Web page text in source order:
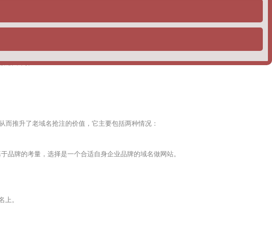
上大量的SEO公司都会选择这个策略，去给自己的用户做排名，一般分为如
价不同。
推升了老域名抢注的价值，它主要包括两种情况：
牌的考量，选择是一个合适自身企业品牌的域名做网站。
上。